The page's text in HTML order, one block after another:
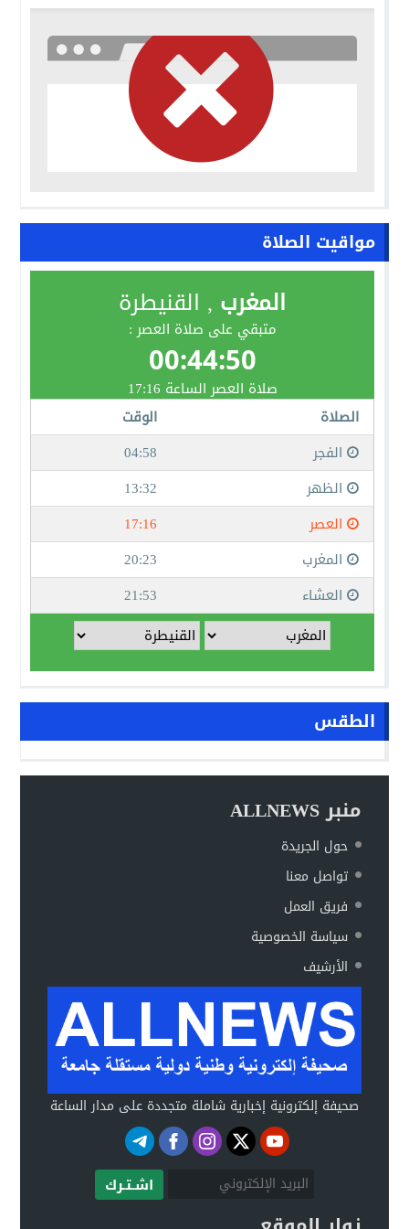
مواقيت الصلاة
الطقس
منبر ALLNEWS
حول الجريدة
تواصل معنا
فريق العمل
سياسة الخصوصية
الأرشيف
صحيفة إلكترونية إخبارية شاملة متجددة على مدار الساعة
اشـتـرك